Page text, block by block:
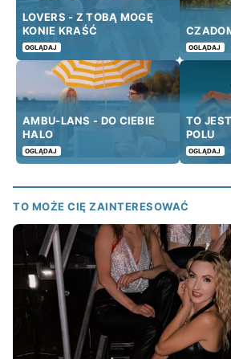
LOVERS - Z TOBĄ MOGĘ
KONIE KRAŚĆ
OGLĄDAJ OGLĄDAJ
AMBU-LANS - DO CIEBIE
HALO
OGLĄDAJ
TO
POLU
OGLĄDAJ
TO MOŻE CIĘ ZAINTERESOWAĆ